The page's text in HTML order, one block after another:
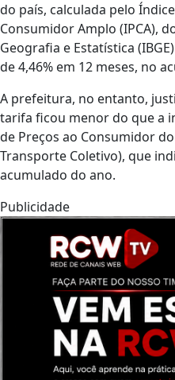
do país, calculada pelo
Consumidor Amplo (IPCA),
Geografia e Estatística
de 4,46% em 12 meses, no
A prefeitura, no entanto,
tarifa ficou menor do que a
de Preços ao Consumidor
Transporte Coletivo), que
acumulado do ano.
Publicidade